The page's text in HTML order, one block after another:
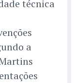
técnica
a